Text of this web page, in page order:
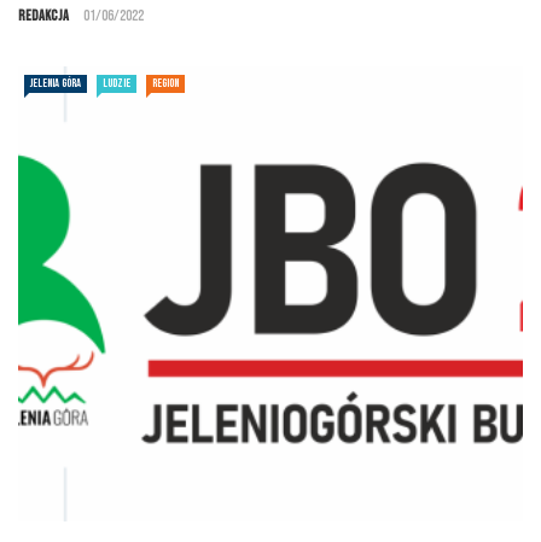
Redakcja 01/06/2022
JELENIA GÓRA LUDZIE REGION